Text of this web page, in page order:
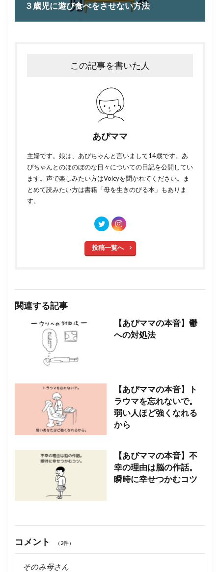
３歳児に遊び食べをさせない方法
この記事を書いた人
あぴママ
主婦です。娘は、あぴちゃんと言いまして14歳です。あ
ぴちゃんとのほのぼのな日々についての日記を公開してい
ます。声で楽しみたい方はVoicyを聞かれてください。ま
とめて読みたい方は書籍「母を生きのびる本」もありま
す。
投稿一覧へ
関連する記事
【あぴママの本音】鬱
への対処法
【あぴママの本音】ト
ラウマを忘れないで。
弱い人ほど強くなれる
から
【あぴママの本音】不
幸の理由は脳の作話。
瞬時に幸せつかむコツ
コメント （2件）
そのみ母さん